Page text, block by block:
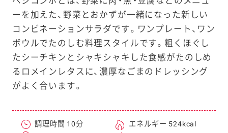
ーを加えた、野菜とおかずが一緒になった新しい
コンビネーションサラダです。ワンプレート、ワン
ボウルでたのしむ料理スタイルです。粗くほぐし
たシーチキンとシャキシャキした食感がたのしめ
るロメインレタスに、濃厚なごまのドレッシング
がよく合います。
調理時間 10分
エネルギー 524kcal